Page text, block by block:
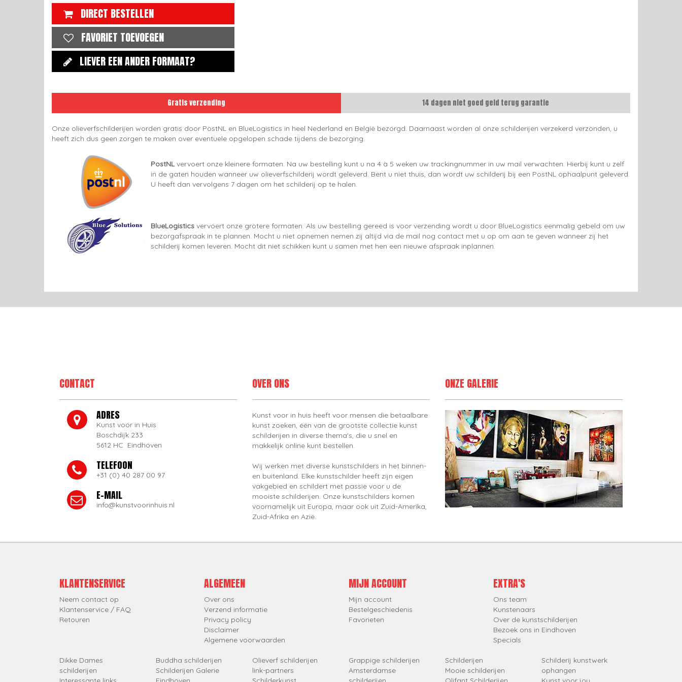
DIRECT BESTELLEN
FAVORIET TOEVOEGEN
LIEVER EEN ANDER FORMAAT?
Gratis verzending 14 dagen niet goed geld terug garantie
Onze olieverfschilderijen worden gratis door PostNL en BlueLogistics in heel Nederland en België bezorgd. Daarnaast worden al onze schilderijen verzekerd verzonden, u
heeft zich dus geen zorgen te maken over eventuele opgelopen schade tijdens de bezorging.
PostNLvervoert onze kleinere formaten. Na uw bestelling kunt u na 4 à 5 weken uw trackingnummer in uw mail verwachten. Hierbij kunt u zelf
in de gaten houden wanneer uw olieverfschilderij wordt geleverd. Bent u niet thuis, dan wordt uw schilderij bij een PostNL ophaalpunt geleverd.
U heeft dan vervolgens 7 dagen om het schilderij op te halen.
BlueLogistics vervoert onze grotere formaten. Als uw bestelling gereed is voor verzending wordt u door BlueLogistics eenmalig gebeld om uw
bezorgafspraak in te plannen. Mocht u niet opnemen nemen zij altijd via de mail nog contact met u op om aan te geven wanneer zij het
schilderij komen leveren. Mocht dit niet schikken kunt u samen met hen een nieuwe afspraak inplannen.
CONTACT
ADRES
Kunst voor in Huis
Boschdijk 233
5612 HC Eindhoven
TELEFOON
+31 (0) 40 287 00 97
E-MAIL
info@kunstvoorinhuis.nl
OVER ONS
Kunst voor in huis heeft voor mensen die betaalbare
kunst zoeken, één van de grootste collectie kunst
schilderijen in diverse thema's, die u snel en
makkelijk online kunt bestellen.
Wij werken met diverse kunstschilders in het binnen-
en buitenland. Elke kunstschilder heeft zijn eigen
vakgebied en schildert met passie voor u de
mooiste schilderijen. Onze kunstschilders komen
voornamelijk uit Europa, maar ook uit Zuid-Amerika,
Zuid-Afrika en Azië.
ONZE GALERIE
KLANTENSERVICE
Neem contact op
Klantenservice / FAQ
Retouren
ALGEMEEN
Over ons
Verzend informatie
Privacy policy
Disclaimer
Algemene voorwaarden
MIJN ACCOUNT
Mijn account
Bestelgeschiedenis
Favorieten
EXTRA'S
Ons team
Kunstenaars
Over de kunstschilderijen
Bezoek ons in Eindhoven
Specials
Dikke Dames
schilderijen
Buddha schilderijen
Schilderijen Galerie
Olieverf schilderijen
link-partners
Grappige schilderijen
Amsterdamse
Schilderijen
Mooie schilderijen
Schilderij kunstwerk
ophangen